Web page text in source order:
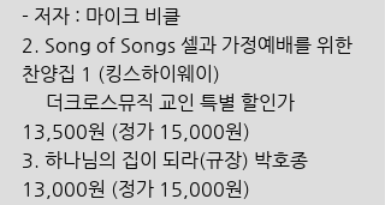
- 저자 : 마이크 비클
2. Song of Songs 셀과 가정예배를 위한
찬양집 1 (킹스하이웨이)
13,500원 (정가 15,000원)
3. 하나님의 집이 되라(규장) 박호종
13,000원 (정가 15,000원)